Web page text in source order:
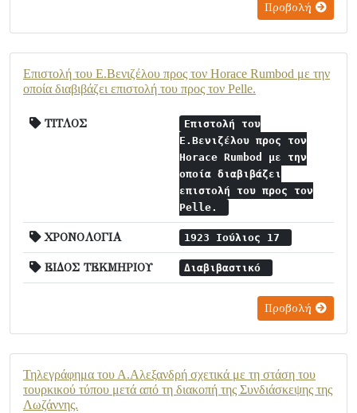
Προβολή
Επιστολή του Ε.Βενιζέλου προς τον Horace Rumbod με την
οποία διαβιβάζει επιστολή του προς τον Pelle.
ΤΙΤΛΟΣ
Επιστολή του
Ε.Βενιζέλου προς τον
Horace Rumbod με την
οποία διαβιβάζει
επιστολή του προς τον
Pelle.
ΧΡΟΝΟΛΟΓΙΑ 1923 Ιούλιος 17
ΕΙΔΟΣ ΤΕΚΜΗΡΙΟΥ Διαβιβαστικό
Προβολή
Τηλεγράφημα του Α.Αλεξανδρή σχετικά με τη στάση του
τουρκικού τύπου μετά από τη διακοπή της Συνδιάσκεψης της
Λωζάννης.